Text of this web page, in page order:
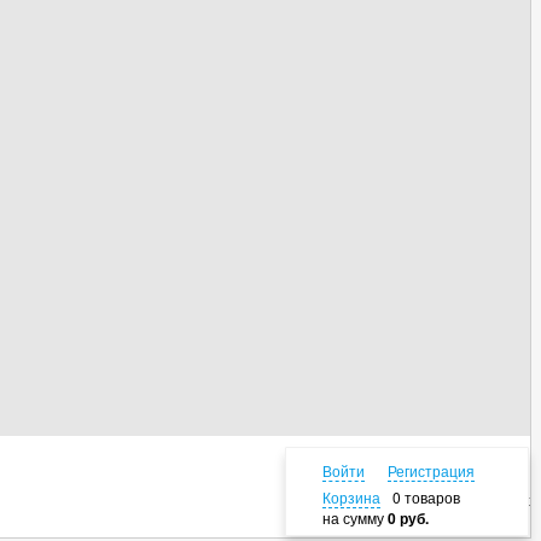
Наверх
Войти
Регистрация
Корзина
0 товаров
на сумму0 руб.